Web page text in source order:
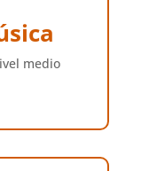
medio